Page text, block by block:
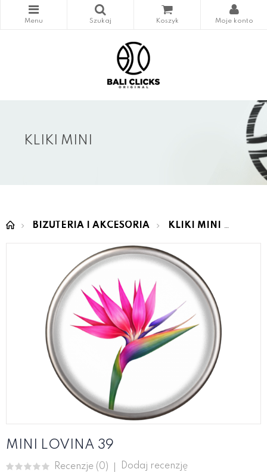
KLIKI MINI
BIŻUTERIA I AKCESORIA KLIKI MINI
MINI LOVINA 39
Recenzje (0) Dodaj recenzję